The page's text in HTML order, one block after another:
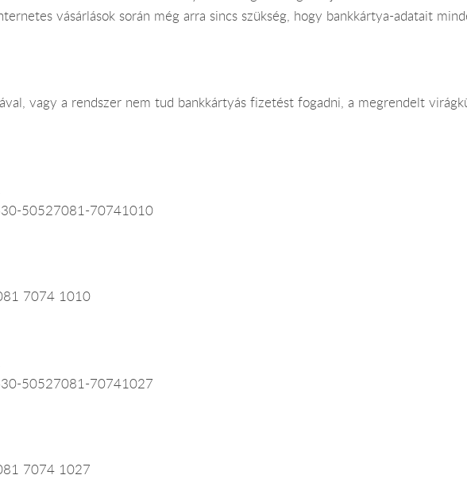
vásárlások során még arra sincs szükség, hogy bankkártya-adatait
vagy a rendszer nem tud bankkártyás fizetést fogadni, a megrendelt
50527081-70741010
7074 1010
50527081-70741027
7074 1027